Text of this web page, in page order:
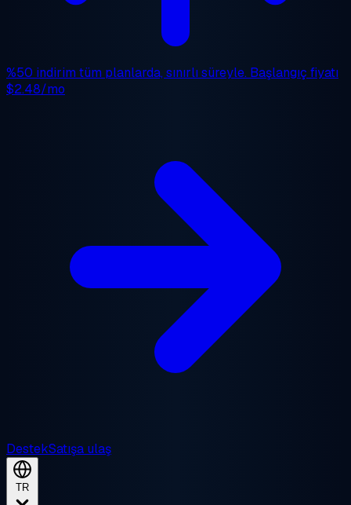
%50 indirim tüm planlarda, sınırlı süreyle. Başlangıç fiyatı
$2.48/mo
DestekSatışa ulaş
TR